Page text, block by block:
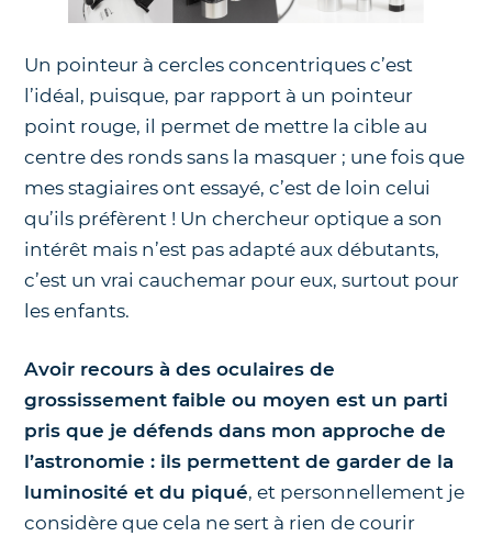
Un pointeur à cercles concentriques c’est
l’idéal, puisque, par rapport à un pointeur
point rouge, il permet de mettre la cible au
centre des ronds sans la masquer ; une fois que
mes stagiaires ont essayé, c’est de loin celui
qu’ils préfèrent ! Un chercheur optique a son
intérêt mais n’est pas adapté aux débutants,
c’est un vrai cauchemar pour eux, surtout pour
les enfants.
Avoir recours à des oculaires de
grossissement faible ou moyen est un parti
pris que je défends dans mon approche de
l’astronomie : ils permettent de garder de la
luminosité et du piqué, et personnellement je
considère que cela ne sert à rien de courir